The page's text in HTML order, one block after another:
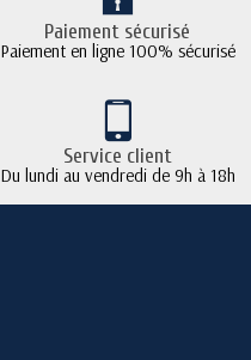
Paiement sécurisé
Paiement en ligne 100% sécurisé
Service client
Du lundi au vendredi de 9h à 18h